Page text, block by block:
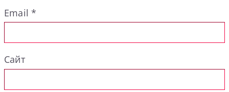
Email*
Сайт